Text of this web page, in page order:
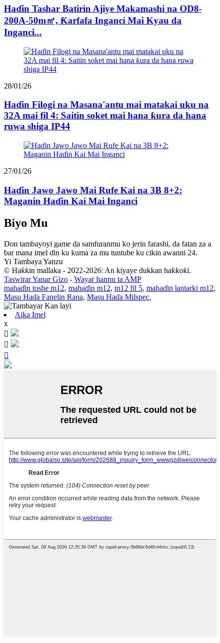
Haɗin Tashar Batirin Ajiye Makamashi na OD8-
200A-50m㎡, Ƙarfafa Inganci Mai Kyau da
Inganci...
28/01/26
Haɗin Filogi na Masana'antu mai matakai uku na
32A mai fil 4: Saitin soket mai hana ƙura da hana
ruwa shiga IP44
27/01/26
Haɗin Jawo Jawo Mai Rufe Kai na 3B 8+2:
Maganin Haɗin Kai Mai Inganci
Biyo Mu
Don tambayoyi game da samfuranmu ko jerin farashi, da fatan za a
bar mana imel ɗin ku kuma za mu tuntube ku cikin awanni 24.
Yi Tambaya Yanzu
© Haƙƙin mallaka - 2022-2026: An kiyaye dukkan haƙƙoƙi.
Taswirar Yanar Gizo - Wayar hannu ta AMP
mahaɗin toshe m12, mahaɗin m12, m12 fil 5, mahaɗin lantarki m12,
Masu Haɗa Fanelin Rana, Masu Haɗa Milspec,
Aika Imel
x


